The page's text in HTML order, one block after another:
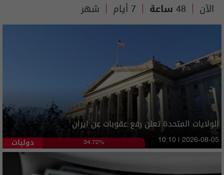
الآن 48 ساعة 7 أيام شهر
الولايات المتحدة تعلن رفع عقوبات عن ايران
دوليات 34.72% 10:10 | 2026-08-05